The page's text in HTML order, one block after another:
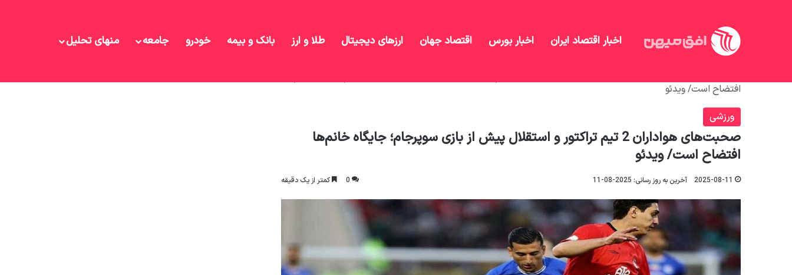
اخبار اقتصاد ایران اخبار بورس اقتصاد جهان ارزهای دیجیتال طلا و ارز بانک و بیمه خودرو جامعه منهای تحلیل
افتضاح است/ ویدئو
ورزشی
صحبت‌های هواداران 2 تیم تراکتور و استقلال پیش از بازی سوپرجام؛ جایگاه خانم‌ها
افتضاح است/ ویدئو
2025-08-11 آخرین به روز رسانی: 2025-08-11 0 کمتر از یک دقیقه